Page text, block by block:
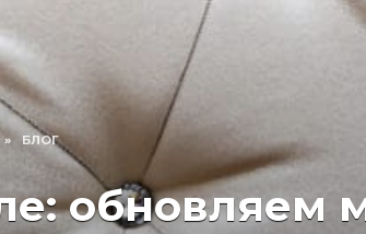
» БЛОГ
обновляем